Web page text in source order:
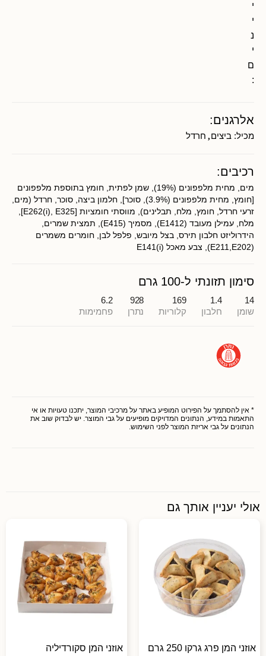
י
י
נ
י
ם
:
אלרגנים:
מכיל: ביצים, חרדל
רכיבים:
מים, מחית מלפפונים (19%), שמן לפתית, חומץ בתוספת מלפפונים
[חומץ, מחית מלפפונים (3.9%), סוכר], חלמון ביצה, סוכר, חרדל (מים,
זרעי חרדל, חומץ, מלח, תבלינים), מווסתי חומציות [E262(i), E325],
מלח, עמילן מעובד (E1412), מסמיך (E415), תמצית שמרים,
הידרוליזט חלבון תירס, בצל מיובש, פלפל לבן, חומרים משמרים
(E211,E202), צבע מאכל E141(i)
סימון תזונתי ל-100 גרם
14
שומן
1.4
חלבון
169
קלוריות
928
נתרן
6.2
פחמימות
* אין להסתמך על הפירוט המופיע באתר על מרכיבי המוצר, יתכנו טעויות או אי
התאמות במידע, הנתונים המדויקים מופיעים על גבי המוצר. יש לבדוק שוב את
הנתונים על גבי אריזת המוצר לפני השימוש.
אולי יעניין אותך גם
אוזני המן פרג גרקו 250 גרם אוזני המן סקורדיליה